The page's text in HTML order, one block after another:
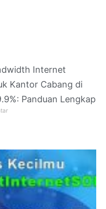
Internet
Kantor Cabang di
Panduan Lengkap